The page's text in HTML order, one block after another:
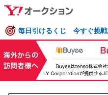
毎日引けるくじ 今すぐ挑戦